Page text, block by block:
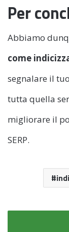
Per
Abbiamo
come
segnalare il
tutta quella
migliorare il
SERP.